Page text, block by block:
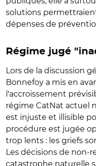
solutions
dépenses de
Régime jugé
Lors de la discussion
Bonnefoy a mis en
l'accroissement
régime CatNat actuel
est injuste et illisible
procédure est jugée
trop lents : les griefs
Les décisions de non-
catastrophe naturelle